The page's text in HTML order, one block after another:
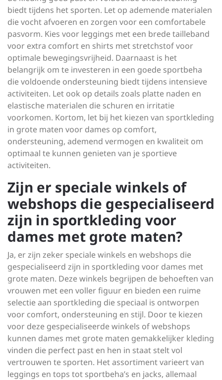
biedt tijdens het sporten. Let op ademende materialen
die vocht afvoeren en zorgen voor een comfortabele
pasvorm. Kies voor leggings met een brede tailleband
voor extra comfort en shirts met stretchstof voor
optimale bewegingsvrijheid. Daarnaast is het
belangrijk om te investeren in een goede sportbeha
die voldoende ondersteuning biedt tijdens intensieve
activiteiten. Let ook op details zoals platte naden en
elastische materialen die schuren en irritatie
voorkomen. Kortom, let bij het kiezen van sportkleding
in grote maten voor dames op comfort,
ondersteuning, ademend vermogen en kwaliteit om
optimaal te kunnen genieten van je sportieve
activiteiten.
Zijn er speciale winkels of
webshops die gespecialiseerd
zijn in sportkleding voor
dames met grote maten?
Ja, er zijn zeker speciale winkels en webshops die
gespecialiseerd zijn in sportkleding voor dames met
grote maten. Deze winkels begrijpen de behoeften van
vrouwen met een voller figuur en bieden een ruime
selectie aan sportkleding die speciaal is ontworpen
voor comfort, ondersteuning en stijl. Door te kiezen
voor deze gespecialiseerde winkels of webshops
kunnen dames met grote maten gemakkelijker kleding
vinden die perfect past en hen in staat stelt vol
vertrouwen te sporten. Het assortiment varieert van
leggings en tops tot sportbeha’s en jacks, allemaal